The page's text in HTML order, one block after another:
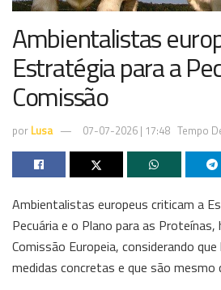
Ambientalistas
Estratégia para a
Comissão
por Lusa 07-07-2026 | 17:48 Tempo
Ambientalistas europeus criticam a
Pecuária e o Plano para as
Comissão Europeia, considerando
medidas concretas e que são